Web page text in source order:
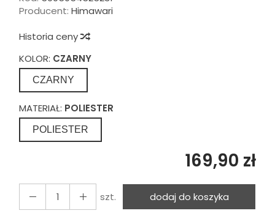
Producent: Himawari
Historia ceny
KOLOR: CZARNY
CZARNY
MATERIAŁ: POLIESTER
POLIESTER
169,90 zł
szt. dodaj do koszyka